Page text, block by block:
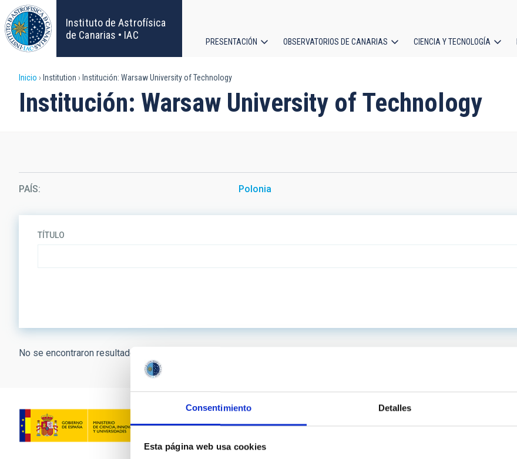
Consentimiento Detalles
Esta página web usa cookies
Pasar
al
contenido
principal
Instituto de Astrofísica
de Canarias • IAC
principal
PRESENTACIÓN OBSERVATORIOS DE CANARIAS CIENCIA Y TECNOLOGÍA
Sobrescribir
enlaces
a
la
navegación
Inicio Institution Institución: Warsaw University of Technology
Institución: Warsaw University of Technology
PAÍS Polonia
TÍTULO
No se encontraron resultados.